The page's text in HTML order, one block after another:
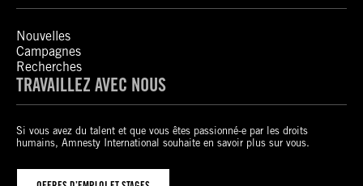
Nouvelles
Campagnes
Recherches
TRAVAILLEZ AVEC NOUS
Si vous avez du talent et que vous êtes passionné-e par les droits
humains, Amnesty International souhaite en savoir plus sur vous.